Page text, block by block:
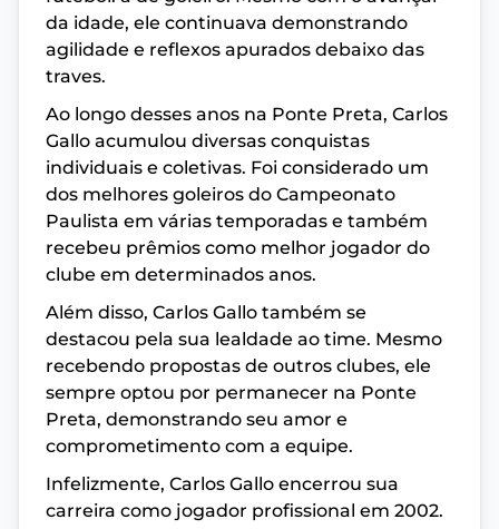
da idade, ele continuava demonstrando
agilidade e reflexos apurados debaixo das
traves.
Ao longo desses anos na Ponte Preta, Carlos
Gallo acumulou diversas conquistas
individuais e coletivas. Foi considerado um
dos melhores goleiros do Campeonato
Paulista em várias temporadas e também
recebeu prêmios como melhor jogador do
clube em determinados anos.
Além disso, Carlos Gallo também se
destacou pela sua lealdade ao time. Mesmo
recebendo propostas de outros clubes, ele
sempre optou por permanecer na Ponte
Preta, demonstrando seu amor e
comprometimento com a equipe.
Infelizmente, Carlos Gallo encerrou sua
carreira como jogador profissional em 2002.